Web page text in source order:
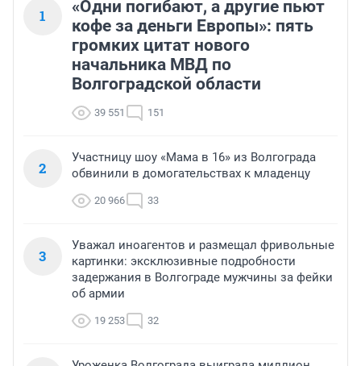
1
«Одни погибают, а другие пьют
кофе за деньги Европы»: пять
громких цитат нового
начальника МВД по
Волгоградской области
39 551 151
2
Участницу шоу «Мама в 16» из Волгограда
обвинили в домогательствах к младенцу
20 966 33
3
Уважал иноагентов и размещал фривольные
картинки: эксклюзивные подробности
задержания в Волгограде мужчины за фейки
об армии
19 253 32